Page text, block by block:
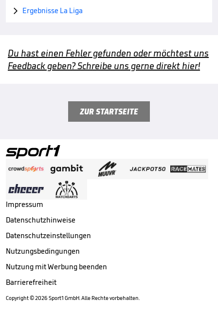
 Ergebnisse La Liga
Du hast einen Fehler gefunden oder möchtest uns
Feedback geben? Schreibe uns gerne direkt hier!
ZUR STARTSEITE
Impressum
Datenschutzhinweise
Datenschutzeinstellungen
Nutzungsbedingungen
Nutzung mit Werbung beenden
Barrierefreiheit
Copyright ©2026 Sport1 GmbH. Alle Rechte vorbehalten.